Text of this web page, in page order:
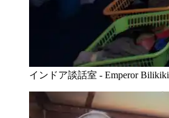
インドア談話室 - Emperor Bilikiki